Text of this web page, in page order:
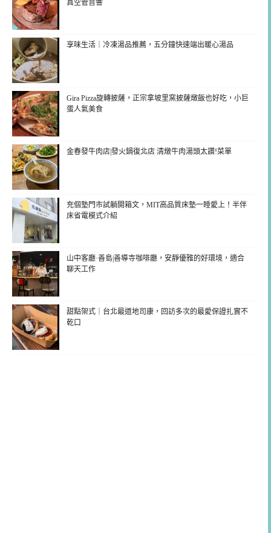
真空管音響
享味生活｜冷凍湯品推薦，五分鐘快速端出暖心湯品
Gira Pizza旋轉披薩，正宗拿坡里窯披薩燉飯也好吃，小巨
蛋人氣美食
金春發牛肉店|發火鍋復北店 清燉牛肉湯頭太讚!菜單
充個墊門市試躺開箱文，MIT高品質床墊一睡愛上！半伴
床省電模式介紹
山中客廳·善島|善導寺咖啡廳，安靜優雅的好環境，適合
聊天工作
甜點架式｜台北最道地司康，回訪多次的最愛保證扎實不
乾口